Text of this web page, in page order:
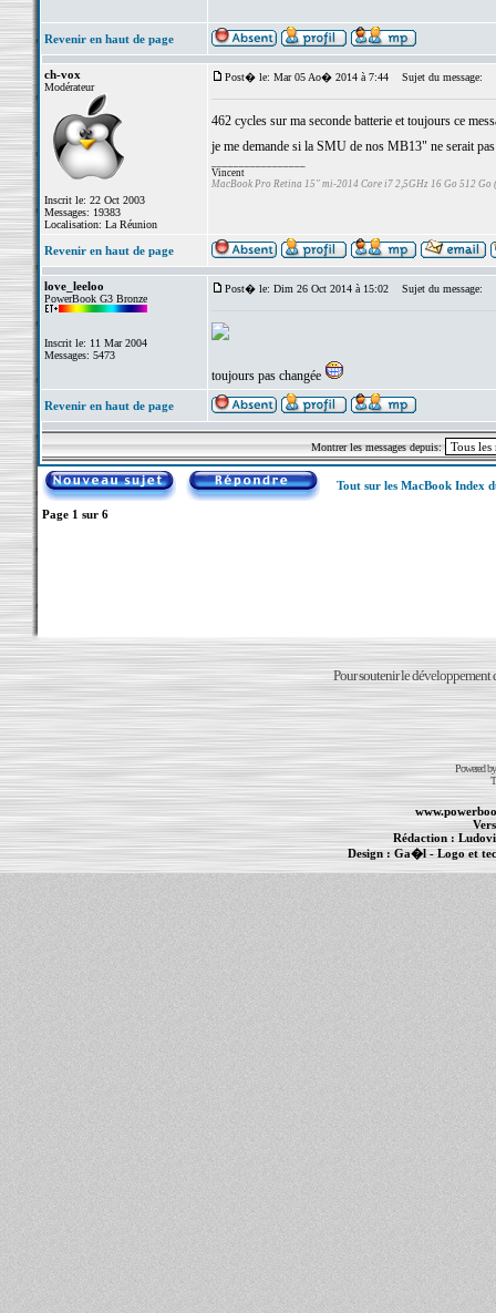
Revenir en haut de page
ch-vox
Modérateur
Inscrit le: 22 Oct 2003
Messages: 19383
Localisation: La Réunion
Post� le: Mar 05 Ao� 2014 à 7:44 Sujet du message:
462 cycles sur ma seconde batterie et toujours ce
je me demande si la SMU de nos MB13" ne serait
Vincent
MacBook Pro Retina 15" mi-2014 Core i7 2,5GHz 16 Go 512 Go
Revenir en haut de page
love_leeloo
PowerBook G3 Bronze
Inscrit le: 11 Mar 2004
Messages: 5473
Post� le: Dim 26 Oct 2014 à 15:02 Sujet du message:
toujours pas changée
Revenir en haut de page
Montrer les messages depuis:
Tout sur les MacBook Index
Page 1 sur 6
Pour soutenir le développement
Powered
Rédaction :
Design :Ga�l- Logo et
- MacBook Pro